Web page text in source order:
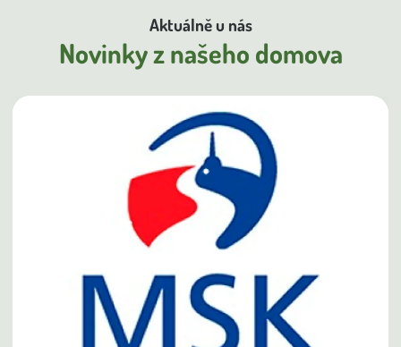
Aktuálně u nás
Novinky z našeho domova